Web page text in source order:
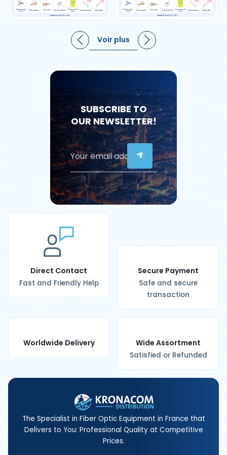
Voir plus
SUBSCRIBE TO
OUR NEWSLETTER!
Direct Contact
Fast and Friendly Help
Secure Payment
Safe and secure
transaction
Worldwide Delivery Wide Assortment
Satisfied or Refunded
The Specialist in Fiber Optic Equipment in France that
Delivers to You: Professional Quality at Competitive
Prices.